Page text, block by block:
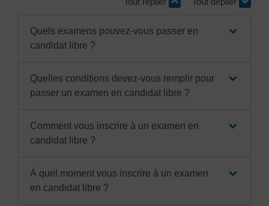
Quels examens pouvez-vous passer en
candidat libre ?
Quelles conditions devez-vous remplir pour
passer un examen en candidat libre ?
Comment vous inscrire à un examen en
candidat libre ?
À quel moment vous inscrire à un examen
en candidat libre ?